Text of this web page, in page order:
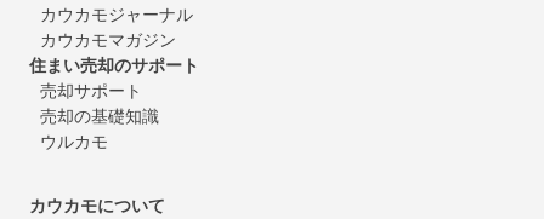
カウカモジャーナル
カウカモマガジン
住まい売却のサポート
売却サポート
売却の基礎知識
ウルカモ
カウカモについて